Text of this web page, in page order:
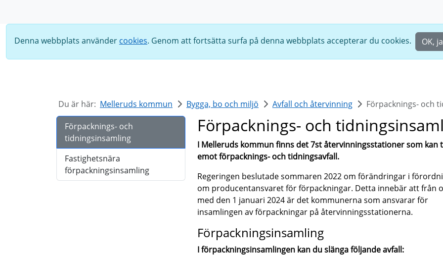
Denna webbplats använder cookies. Genom att fortsätta surfa på denna webbplats accepterar du cookies. OK,
Du är här: Melleruds kommun Bygga, bo och miljö Avfall och återvinning Förpacknings- och
Förpacknings- och
tidningsinsamling
Fastighetsnära
förpackningsinsamling
Förpacknings- och
I Melleruds kommun finns det 7st återvinningsstationer som kan
emot förpacknings- och tidningsavfall.
Regeringen beslutade sommaren 2022 om förändringar i
om producentansvaret för förpackningar. Detta innebär att från
med den 1 januari 2024 är det kommunerna som ansvarar för
insamlingen av förpackningar på återvinningsstationerna.
Förpackningsinsamling
I förpackningsinsamlingen kan du slänga följande avfall: